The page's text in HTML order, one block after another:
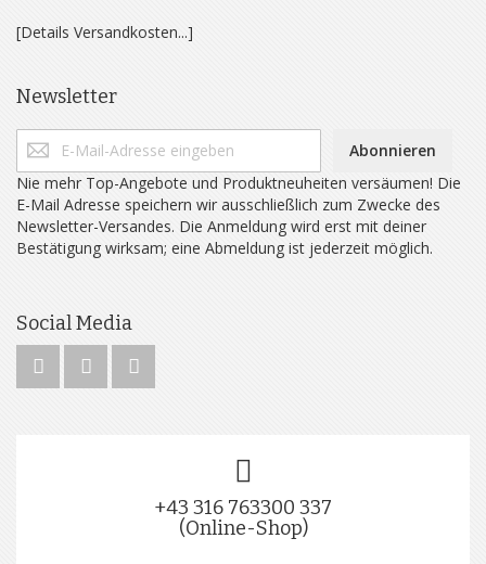
[Details Versandkosten...]
Newsletter
Abonnieren
Nie mehr Top-Angebote und Produktneuheiten versäumen! Die
E-Mail Adresse speichern wir ausschließlich zum Zwecke des
Newsletter-Versandes. Die Anmeldung wird erst mit deiner
Bestätigung wirksam; eine Abmeldung ist jederzeit möglich.
Social Media
+43 316 763300 337
(Online-Shop)